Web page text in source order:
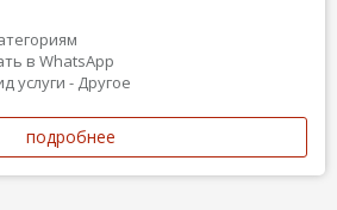
в WhatsApp
услуги - Другое
подробнее